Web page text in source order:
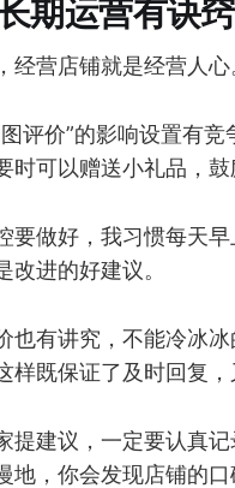
期运营有诀窍
经营店铺就是经营人
评价”的影响设置有
时可以赠送小礼品，鼓
要做好，我习惯每天
改进的好建议。
也有讲究，不能冷冰
样既保证了及时回复，
提建议，一定要认真
地，你会发现店铺的